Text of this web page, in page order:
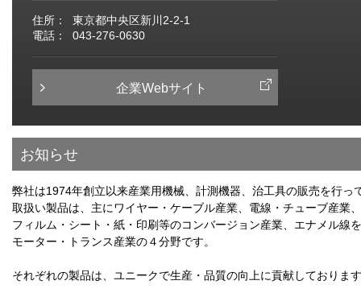
住所：
東京都中央区新川2-2-1
電話：
043-276-0630
企業Webサイト
お知らせ
弊社は1974年創立以来産業用機械、計測機器、治工具の販売を行っ
取扱い製品は、主にワイヤー・ケーブル産業、電線・チューブ産業
フィルム・シート・紙・印刷等のコンバージョン産業、エナメル線
モーター・トランス産業の４分野です。
それぞれの製品は、ユニークで生産・品質の向上に貢献しておりま